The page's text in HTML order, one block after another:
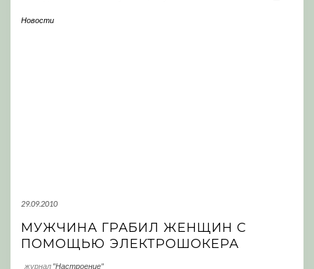
Новости
29.09.2010
МУЖЧИНА ГРАБИЛ ЖЕНЩИН С
ПОМОЩЬЮ ЭЛЕКТРОШОКЕРА
журнал "Настроение"